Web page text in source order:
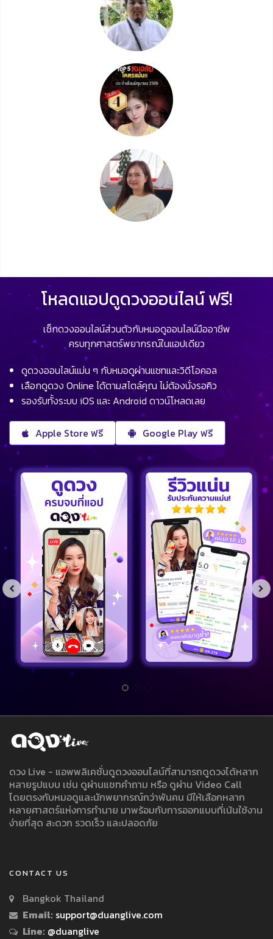
โหลดแอปดูดวงออนไลน์ ฟรี!
เช็กดวงออนไลน์ส่วนตัวกับหมอดูออนไลน์มืออาชีพ
ครบทุกศาสตร์พยากรณ์ในแอปเดียว
ดูดวงออนไลน์แม่น ๆ กับหมอดูผ่านแชทและวิดีโอคอล
เลือกดูดวง Online ได้ตามสไตล์คุณ ไม่ต้องนั่งรอคิว
รองรับทั้งระบบ iOS และ Android ดาวน์โหลดเลย
Apple Store ฟรี Google Play ฟรี
ดวง Live - แอพพลิเคชั่นดูดวงออนไลน์ที่สามารถดูดวงได้หลาก
หลายรูปแบบ เช่น ดูผ่านแชทคำถาม หรือ ดูผ่าน Video Call
โดยตรงกับหมอดูและนักพยากรณ์กว่าพันคน มีให้เลือกหลาก
หลายศาสตร์แห่งการทำนาย มาพร้อมกับการออกแบบที่เน้นใช้งาน
ง่ายที่สุด สะดวก รวดเร็ว และปลอดภัย
CONTACT US
Bangkok Thailand
Email: support@duanglive.com
Line: @duanglive